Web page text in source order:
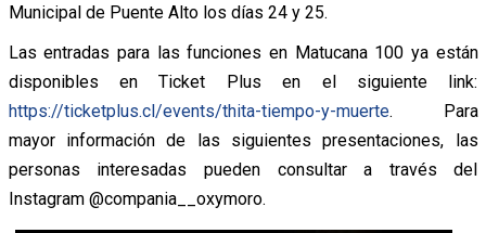
Municipal de Puente Alto los días 24 y 25.
Las entradas para las funciones en Matucana 100 ya están
disponibles en Ticket Plus en el siguiente link:
https://ticketplus.cl/events/thita-tiempo-y-muerte. Para
mayor información de las siguientes presentaciones, las
personas interesadas pueden consultar a través del
Instagram @compania__oxymoro.